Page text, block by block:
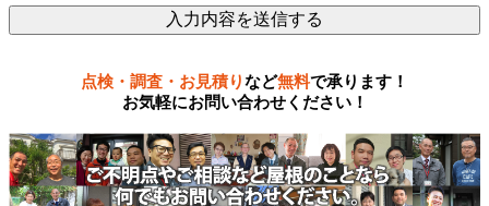
点検・調査・お見積りなど無料で承ります！
お気軽にお問い合わせください！